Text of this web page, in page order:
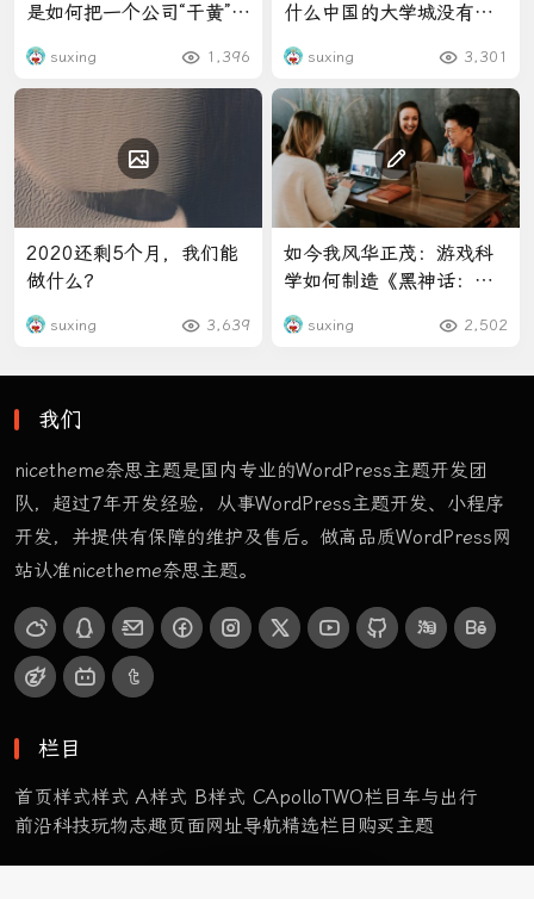
是如何把一个公司“干黄”了
suxing 1,396
什么中国的大学城没有高
suxing 3,301
2020还剩5个月，我们能
做什么？
suxing 3,639
如今我风华正茂：游戏科
学如何制造《黑神话：悟
suxing 2,502
我们
nicetheme奈思主题是国内专业的WordPress主题开发团
队，超过7年开发经验，从事WordPress主题开发、小程序
开发，并提供有保障的维护及售后。做高品质WordPress网
站认准nicetheme奈思主题。
栏目
首页样式样式 A样式 B样式 CApolloTWO栏目 车与出行
前沿科技玩物志趣页面网址导航精选栏目 购买主题